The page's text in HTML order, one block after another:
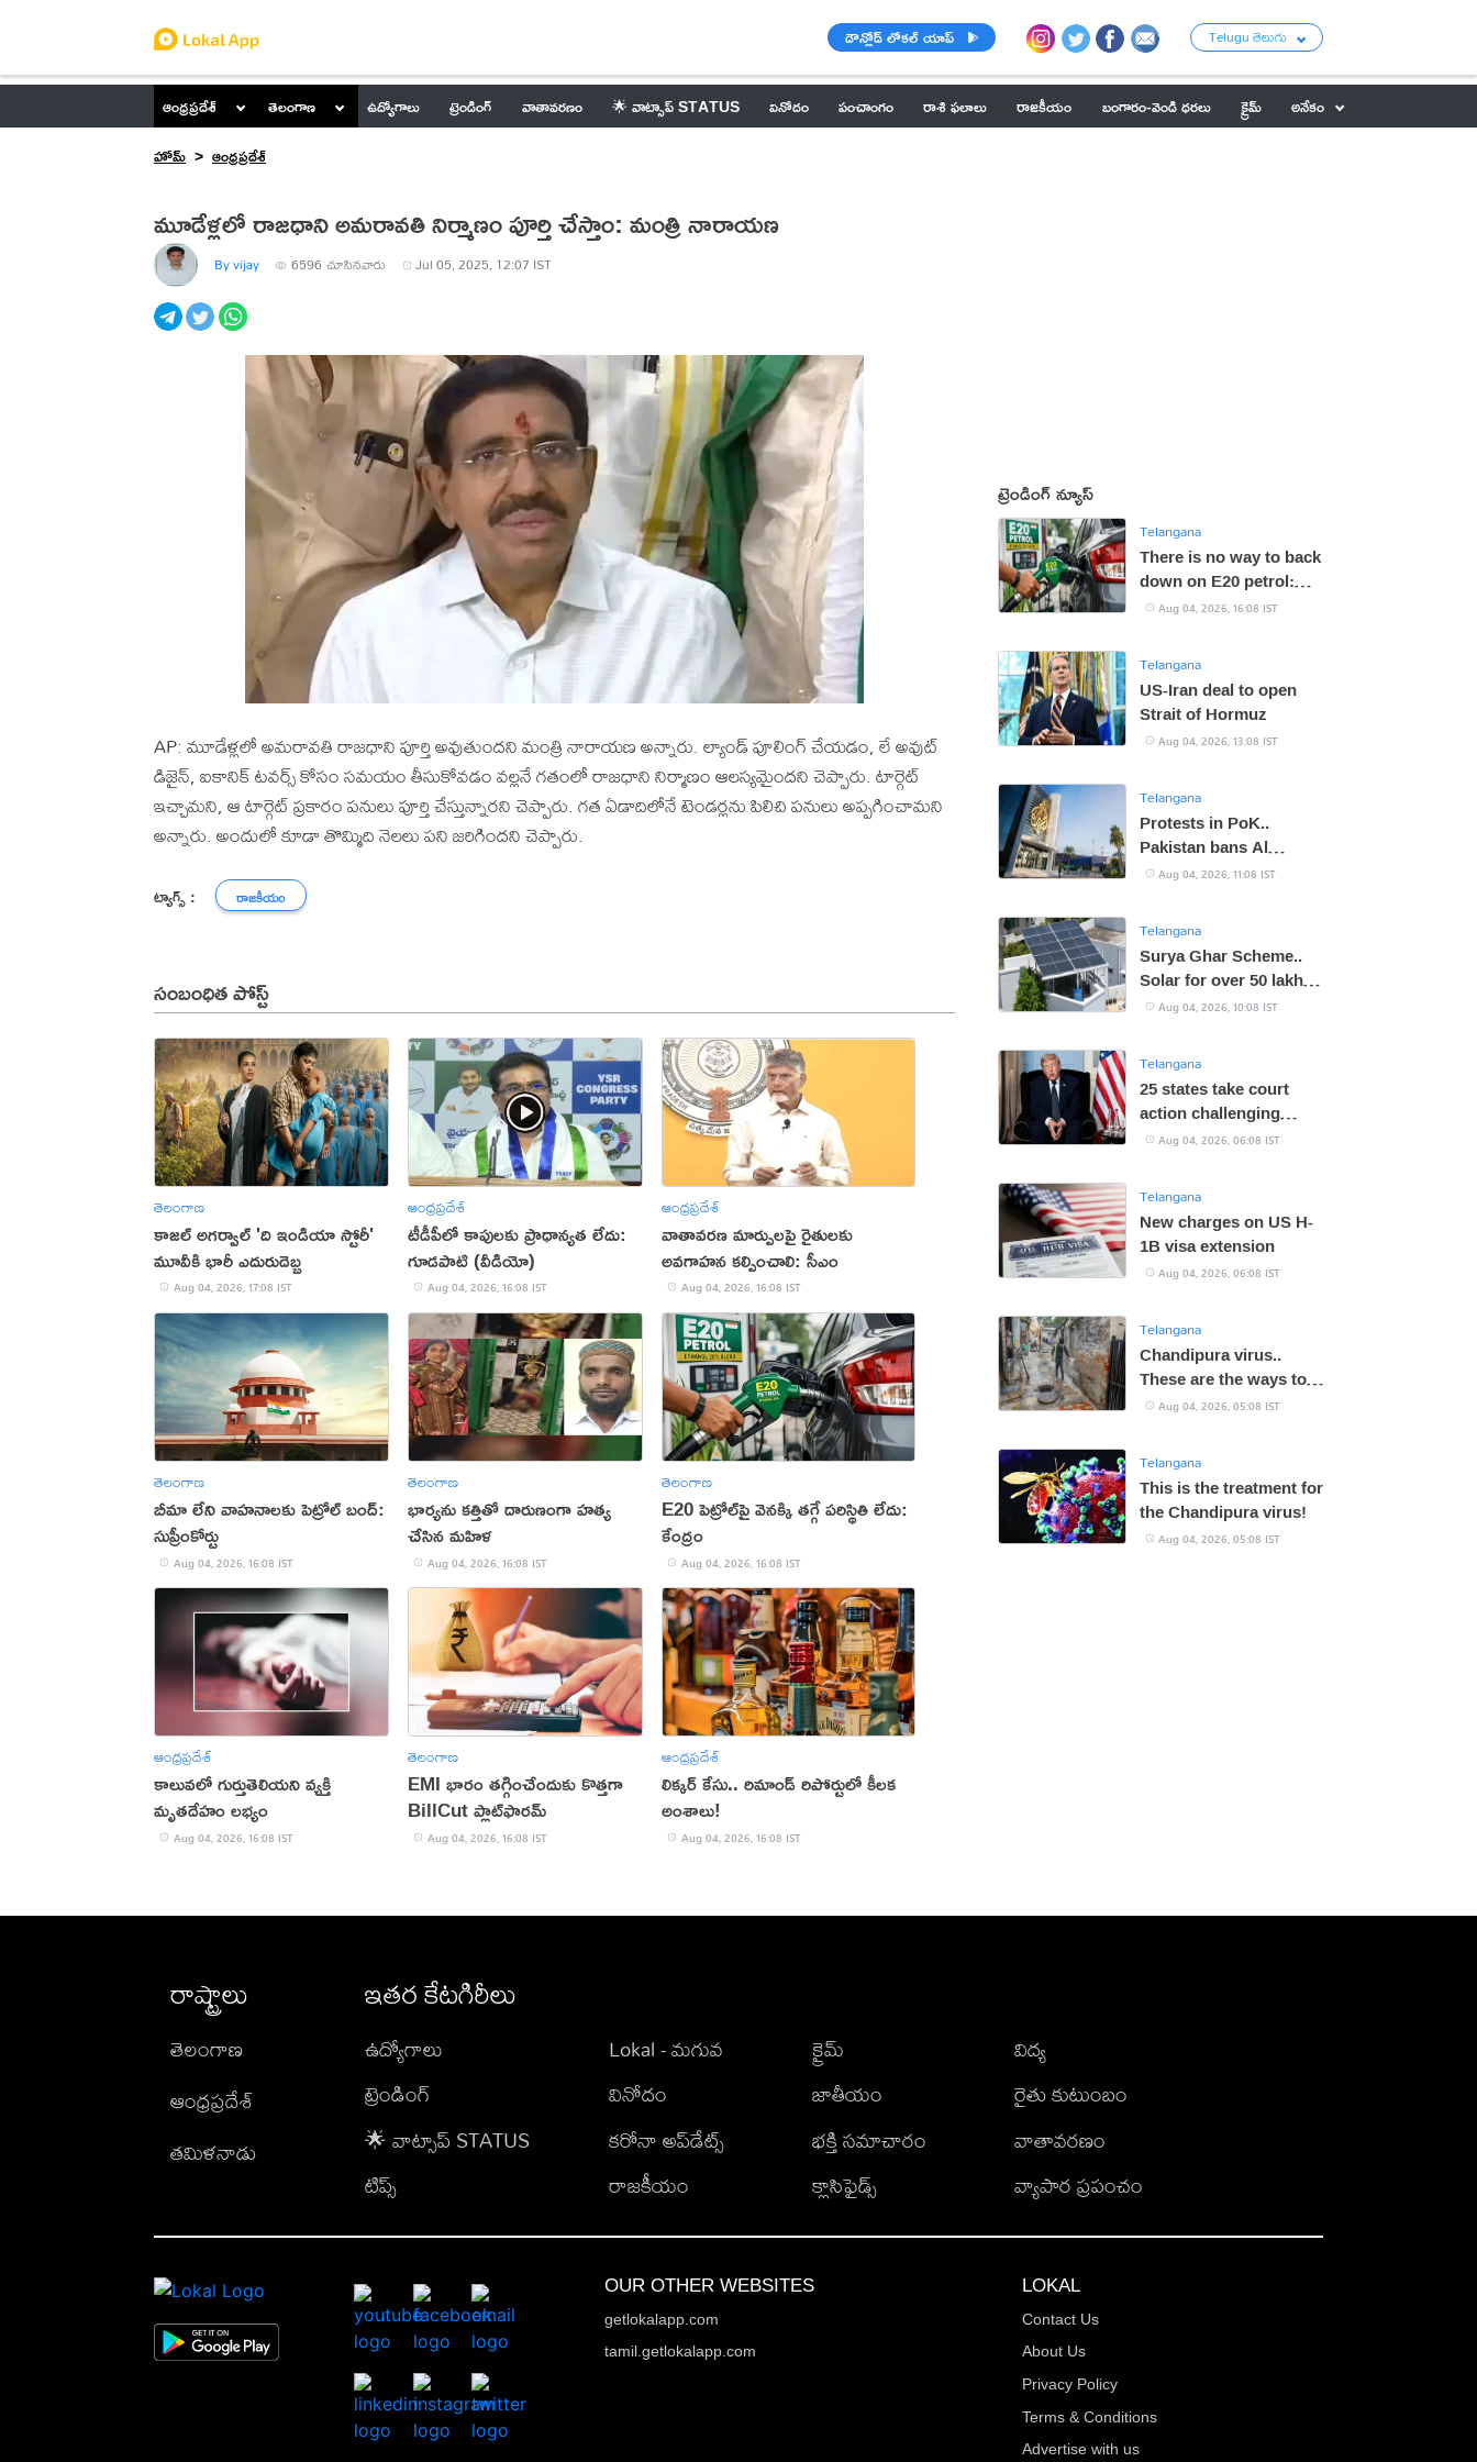
డౌన్లోడ్ లోకల్ యాప్ Telugu తెలుగు
ఆంధ్రప్రదేశ్ తెలంగాణ ఉద్యోగాలు ట్రెండింగ్ వాతావరణం 🌟 వాట్సాప్ STATUS వినోదం పంచాంగం రాశి ఫలాలు రాజకీయం బంగారం-వెండి ధరలు క్రైమ్
అనేకం
హోమ్
ఆంధ్రప్రదేశ్
మూడేళ్లలో రాజధాని అమరావతి నిర్మాణం పూర్తి చేస్తాం: మంత్రి నారాయణ
By vijay 6596 చూసినవారు Jul 05, 2025, 12:07 IST
AP: మూడేళ్ల‌లో అమ‌రావ‌తి రాజ‌ధాని పూర్తి అవుతుంద‌ని మంత్రి నారాయ‌ణ అన్నారు. ల్యాండ్ పూలింగ్ చేయ‌డం, లే అవుట్
డిజైన్, ఐకానిక్ ట‌వ‌ర్స్ కోసం స‌మ‌యం తీసుకోవ‌డం వ‌ల్ల‌నే గ‌తంలో రాజ‌ధాని నిర్మాణం ఆలస్యమైందని చెప్పారు. టార్గెట్
ఇచ్చామ‌ని, ఆ టార్గెట్ ప్ర‌కారం ప‌నులు పూర్తి చేస్తున్నార‌ని చెప్పారు. గ‌త ఏడాదిలోనే టెండ‌ర్ల‌ను పిలిచి ప‌నులు అప్ప‌గించామ‌ని
అన్నారు. అందులో కూడా తొమ్మిది నెల‌లు ప‌ని జ‌రిగింద‌ని చెప్పారు.
ట్యాగ్స్ : రాజకీయం
సంబంధిత పోస్ట్
తెలంగాణ
కాజల్ అగర్వాల్ 'ది ఇండియా స్టోరీ'
మూవీకి భారీ ఎదురుదెబ్బ
Aug 04, 2026, 17:08 IST
ఆంధ్రప్రదేశ్
టీడీపీలో కాపులకు ప్రాధాన్యత లేదు:
గూడపాటి (వీడియో)
Aug 04, 2026, 16:08 IST
ఆంధ్రప్రదేశ్
వాతావరణ మార్పులపై రైతులకు
అవగాహన కల్పించాలి: సీఎం
Aug 04, 2026, 16:08 IST
తెలంగాణ
బీమా లేని వాహనాలకు పెట్రోల్ బంద్:
సుప్రీంకోర్టు
Aug 04, 2026, 16:08 IST
తెలంగాణ
భార్యను కత్తితో దారుణంగా హత్య
చేసిన మహిళ
Aug 04, 2026, 16:08 IST
తెలంగాణ
E20 పెట్రోల్‌పై వెనక్కి తగ్గే పరిస్థితి లేదు:
కేంద్రం
Aug 04, 2026, 16:08 IST
ఆంధ్రప్రదేశ్
కాలువలో గుర్తుతెలియని వ్యక్తి
మృతదేహం లభ్యం
Aug 04, 2026, 16:08 IST
తెలంగాణ
EMI భారం తగ్గించేందుకు కొత్తగా
BillCut ప్లాట్‌ఫారమ్
Aug 04, 2026, 16:08 IST
ఆంధ్రప్రదేశ్
లిక్కర్ కేసు.. రిమాండ్​ రిపోర్టులో కీలక
అంశాలు!
Aug 04, 2026, 16:08 IST
ట్రెండింగ్ న్యూస్
Telangana
There is no way to back
down on E20 petrol:
Centre
Aug 04, 2026, 16:08 IST
Telangana
US-Iran deal to open
Strait of Hormuz
Aug 04, 2026, 13:08 IST
Telangana
Protests in PoK..
Pakistan bans Al
Jazeera
Aug 04, 2026, 11:08 IST
Telangana
Surya Ghar Scheme..
Solar for over 50 lakh
homes
Aug 04, 2026, 10:08 IST
Telangana
25 states take court
action challenging
Trump tariffs
Aug 04, 2026, 06:08 IST
Telangana
New charges on US H-
1B visa extension
Aug 04, 2026, 06:08 IST
Telangana
Chandipura virus..
These are the ways to
prevent it!
Aug 04, 2026, 05:08 IST
Telangana
This is the treatment for
the Chandipura virus!
Aug 04, 2026, 05:08 IST
రాష్ట్రాలు
తెలంగాణ
ఆంధ్రప్రదేశ్
తమిళనాడు
ఇతర కేటగిరీలు
ఉద్యోగాలు
ట్రెండింగ్
🌟 వాట్సాప్ STATUS
టిప్స్
Lokal - మగువ
వినోదం
కరోనా అప్‌డేట్స్
రాజకీయం
క్రైమ్
జాతీయం
భక్తి సమాచారం
క్లాసిఫైడ్స్
విద్య
రైతు కుటుంబం
వాతావరణం
వ్యాపార ప్రపంచం
OUR OTHER WEBSITES
getlokalapp.com
tamil.getlokalapp.com
LOKAL
Contact Us
About Us
Privacy Policy
Terms & Conditions
Advertise with us